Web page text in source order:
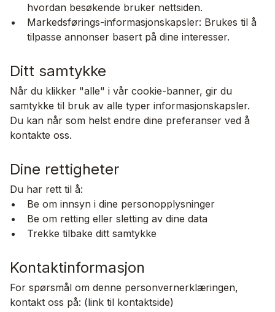
hvordan besøkende bruker nettsiden.
Markedsførings-informasjonskapsler: Brukes til å
tilpasse annonser basert på dine interesser.
Ditt samtykke
Når du klikker "alle" i vår cookie-banner, gir du
samtykke til bruk av alle typer informasjonskapsler.
Du kan når som helst endre dine preferanser ved å
kontakte oss.
Dine rettigheter
Du har rett til å:
Be om innsyn i dine personopplysninger
Be om retting eller sletting av dine data
Trekke tilbake ditt samtykke
Kontaktinformasjon
For spørsmål om denne personvernerklæringen,
kontakt oss på: (link til kontaktside)